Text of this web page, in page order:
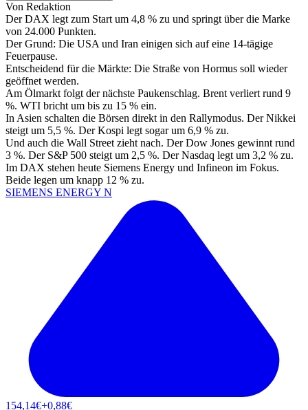
Von Redaktion
Der DAX legt zum Start um 4,8 % zu und springt über die Marke
von 24.000 Punkten.
Der Grund: Die USA und Iran einigen sich auf eine 14-tägige
Feuerpause.
Entscheidend für die Märkte: Die Straße von Hormus soll wieder
geöffnet werden.
Am Ölmarkt folgt der nächste Paukenschlag. Brent verliert rund 9
%. WTI bricht um bis zu 15 % ein.
In Asien schalten die Börsen direkt in den Rallymodus. Der Nikkei
steigt um 5,5 %. Der Kospi legt sogar um 6,9 % zu.
Und auch die Wall Street zieht nach. Der Dow Jones gewinnt rund
3 %. Der S&P 500 steigt um 2,5 %. Der Nasdaq legt um 3,2 % zu.
Im DAX stehen heute Siemens Energy und Infineon im Fokus.
Beide legen um knapp 12 % zu.
SIEMENS ENERGY N
154,14€+0,88€